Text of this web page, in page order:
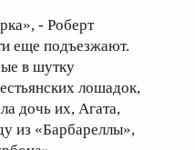
- Роберт
еще подъезжают.
в шутку
лошадок,
дочь их, Агата,
из «Барбареллы»,